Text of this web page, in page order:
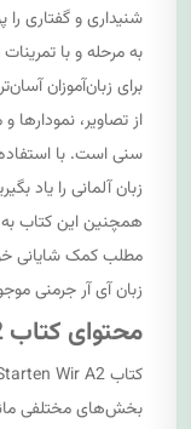
شنیداری و گفتاری
به مرحله و با
از تصاویر،
سنی است. با استفاده
زبان آلمانی را یاد
همچنین این کتاب
مطلب کمک شایانی
زبان آی آر جرمنی
محتوای کتاب Starten Wir A2
بخش‌های مختلفی